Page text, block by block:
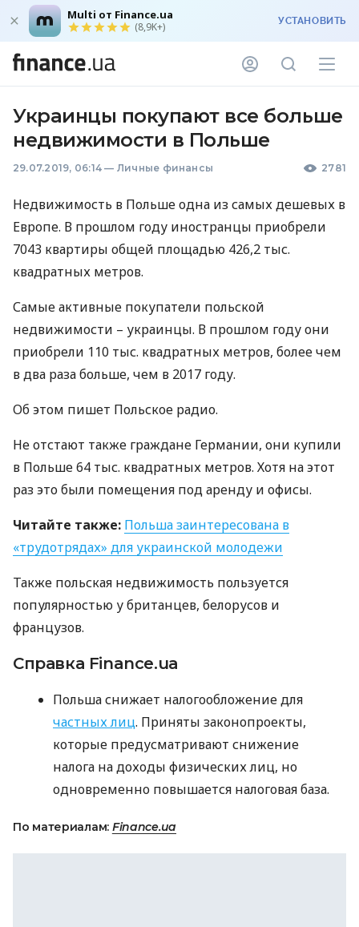
Multi от Finance.ua
(8,9K+) УСТАНОВИТЬ
Украинцы покупают все больше
недвижимости в Польше
29.07.2019, 06:14 — Личные финансы 2781
Недвижимость в Польше одна из самых дешевых в
Европе. В прошлом году иностранцы приобрели
7043 квартиры общей площадью 426,2 тыс.
квадратных метров.
Самые активные покупатели польской
недвижимости – украинцы. В прошлом году они
приобрели 110 тыс. квадратных метров, более чем
в два раза больше, чем в 2017 году.
Об этом пишет Польское радио.
Не отстают также граждане Германии, они купили
в Польше 64 тыс. квадратных метров. Хотя на этот
раз это были помещения под аренду и офисы.
Читайте также: Польша заинтересована в
«трудотрядах» для украинской молодежи
Также польская недвижимость пользуется
популярностью у британцев, белорусов и
французов.
Справка Finance.ua
Польша снижает налогообложение для
частных лиц. Приняты законопроекты,
которые предусматривают снижение
налога на доходы физических лиц, но
одновременно повышается налоговая база.
По материалам: Finance.ua